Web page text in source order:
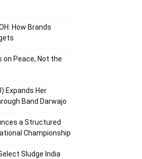
How Brands
on Peace, Not the
Expands Her
Band Darwajo
a Structured
Championship
Sludge India